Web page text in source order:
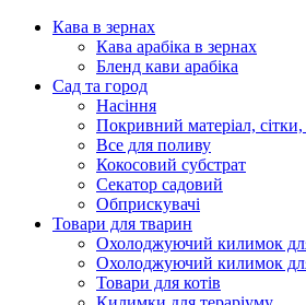
Кава в зернах
Кава арабіка в зернах
Бленд кави арабіка
Сад та город
Насіння
Покривний матеріал, сітки,
Все для поливу
Кокосовий субстрат
Секатор садовий
Обприскувачі
Товари для тварин
Охолоджуючий килимок
Охолоджуючий килимок
Товари для котів